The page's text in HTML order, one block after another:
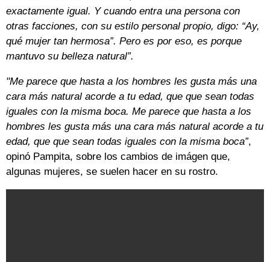
exactamente igual. Y cuando entra una persona con
otras facciones, con su estilo personal propio, digo: “Ay,
qué mujer tan hermosa”. Pero es por eso, es porque
mantuvo su belleza natural”.
"Me parece que hasta a los hombres les gusta más una
cara más natural acorde a tu edad, que que sean todas
iguales con la misma boca. Me parece que hasta a los
hombres les gusta más una cara más natural acorde a tu
edad, que que sean todas iguales con la misma boca”,
opinó Pampita, sobre los cambios de imágen que,
algunas mujeres, se suelen hacer en su rostro.